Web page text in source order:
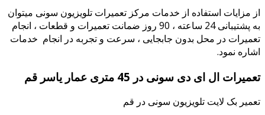
مزایات استفاده از خدمات مرکز تعمیرات تلویزیون سونی میتوان
به پشتیبانی 24 ساعته ، 90 روز ضمانت تعمیرات و قطعات ، انجام
در محل بدون جابجایی ، سرعت و تجربه در انجام خدمات
نمود.
ال ای دی سونی در 45 متری عمار یاسر قم
بک لایت تلویزیون سونی در قم